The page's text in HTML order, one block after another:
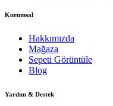
Kurumsal
Hakkımızda
Mağaza
Sepeti Görüntüle
Blog
Yardım & Destek